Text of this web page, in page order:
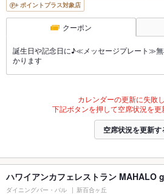
ポイントプラス対象店
クーポン
誕生日や記念日に♪≪メッセージプレート≫
かります
カレンダーの更新に失敗し
下記ボタンを押して空席状況を更
空席状況を更新す
ハワイアンカフェレストラン MAHALO
ダイニングバー・バル 新百合ヶ丘